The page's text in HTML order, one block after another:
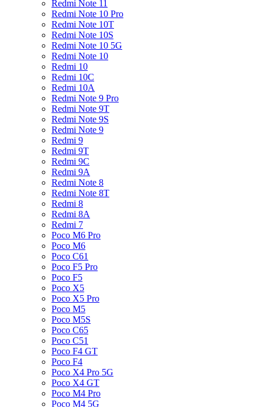
Redmi Note 11
Redmi Note 10 Pro
Redmi Note 10T
Redmi Note 10S
Redmi Note 10 5G
Redmi Note 10
Redmi 10
Redmi 10C
Redmi 10A
Redmi Note 9 Pro
Redmi Note 9T
Redmi Note 9S
Redmi Note 9
Redmi 9
Redmi 9T
Redmi 9C
Redmi 9A
Redmi Note 8
Redmi Note 8T
Redmi 8
Redmi 8A
Redmi 7
Poco M6 Pro
Poco M6
Poco C61
Poco F5 Pro
Poco F5
Poco X5
Poco X5 Pro
Poco M5
Poco M5S
Poco C65
Poco C51
Poco F4 GT
Poco F4
Poco X4 Pro 5G
Poco X4 GT
Poco M4 Pro
Poco M4 5G